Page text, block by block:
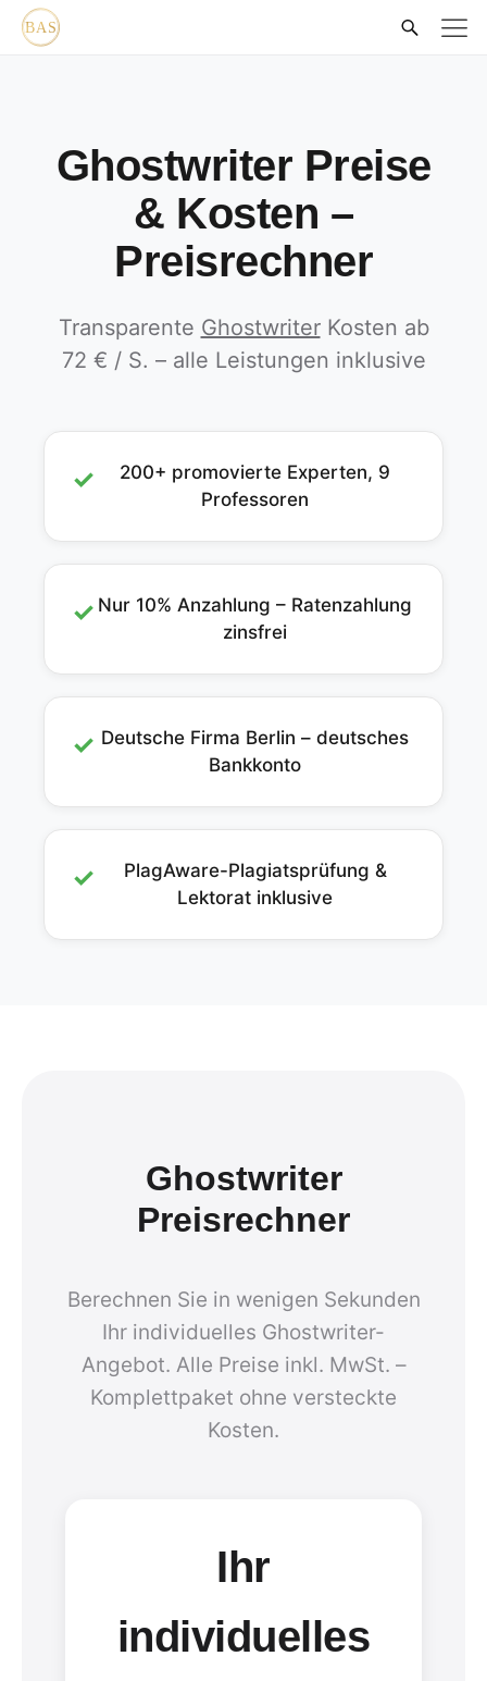
Ghostwriter Preise
& Kosten –
Preisrechner
Transparente GhostwriterKosten ab
72 € / S. – alle Leistungen inklusive
✓
200+ promovierte Experten, 9
Professoren
✓ Nur 10% Anzahlung – Ratenzahlung
zinsfrei
✓ Deutsche Firma Berlin – deutsches
Bankkonto
✓
PlagAware-Plagiatsprüfung &
Lektorat inklusive
Ghostwriter
Preisrechner
Berechnen Sie in wenigen Sekunden
Ihr individuelles Ghostwriter-
Angebot. Alle Preise inkl. MwSt. –
Komplettpaket ohne versteckte
Kosten.
Ihr
individuelles